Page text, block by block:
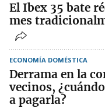
El Ibex 35 bate
mes
ECONOMÍA DOMÉSTICA
Derrama en la
vecinos,
a pagarla?